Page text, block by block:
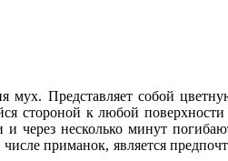
мух. Представляет собой
стороной к любой
несколько минут
приманок, является